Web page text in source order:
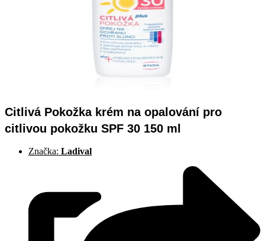
Citlivá Pokožka krém na opalování pro
citlivou pokožku SPF 30 150 ml
Značka: Ladival